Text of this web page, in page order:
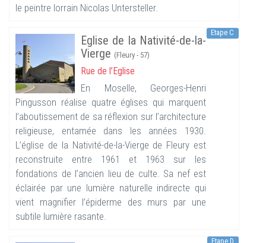
le peintre lorrain Nicolas Untersteller.
Etape C
Eglise de la Nativité-de-la-
Vierge (Fleury - 57)
Rue de l’Eglise
En Moselle, Georges-Henri
Pingusson réalise quatre églises qui marquent
l’aboutissement de sa réflexion sur l’architecture
religieuse, entamée dans les années 1930.
L’église de la Nativité-de-la-Vierge de Fleury est
reconstruite entre 1961 et 1963 sur les
fondations de l’ancien lieu de culte. Sa nef est
éclairée par une lumière naturelle indirecte qui
vient magnifier l’épiderme des murs par une
subtile lumière rasante.
Etape D